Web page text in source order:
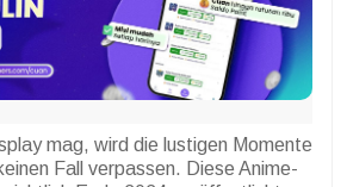
mag, wird die lustigen Momente
Fall verpassen. Diese Anime-